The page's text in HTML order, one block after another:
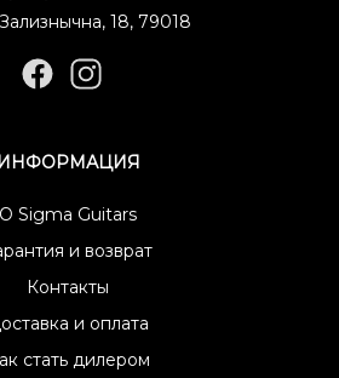
18, 79018
ИНФОРМАЦИЯ
О Sigma Guitars
и возврат
Контакты
и оплата
стать дилером